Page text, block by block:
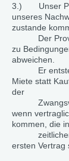
3.) Unser
unseres
zustande
Der
zu
abweichen.
Er entsteht
Miete statt
der
wenn
kommen, die
zeitlichen
ersten Vertrag